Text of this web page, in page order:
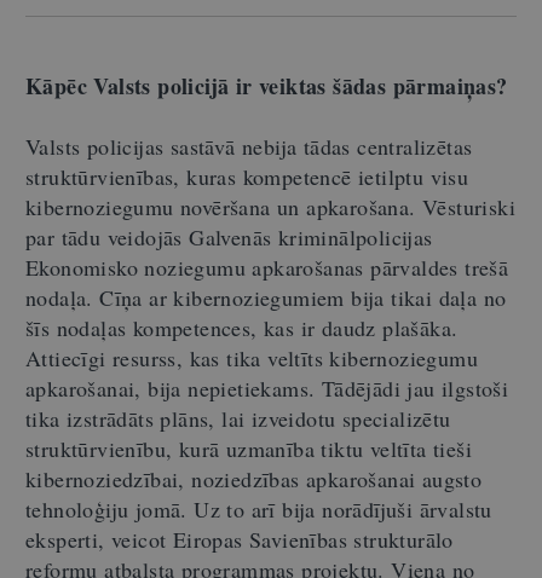
Kāpēc Valsts policijā ir veiktas šādas pārmaiņas?
Valsts policijas sastāvā nebija tādas centralizētas
struktūrvienības, kuras kompetencē ietilptu visu
kibernoziegumu novēršana un apkarošana. Vēsturiski
par tādu veidojās Galvenās kriminālpolicijas
Ekonomisko noziegumu apkarošanas pārvaldes trešā
nodaļa. Cīņa ar kibernoziegumiem bija tikai daļa no
šīs nodaļas kompetences, kas ir daudz plašāka.
Attiecīgi resurss, kas tika veltīts kibernoziegumu
apkarošanai, bija nepietiekams. Tādējādi jau ilgstoši
tika izstrādāts plāns, lai izveidotu specializētu
struktūrvienību, kurā uzmanība tiktu veltīta tieši
kibernoziedzībai, noziedzības apkarošanai augsto
tehnoloģiju jomā. Uz to arī bija norādījuši ārvalstu
eksperti, veicot Eiropas Savienības strukturālo
reformu atbalsta programmas projektu. Viena no